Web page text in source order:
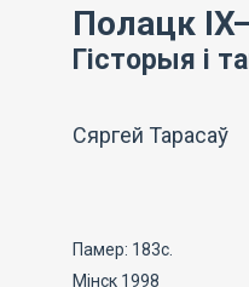
Полацк
Гісторыя і
Сяргей Тарасаў
Памер: 183с.
Мінск 1998